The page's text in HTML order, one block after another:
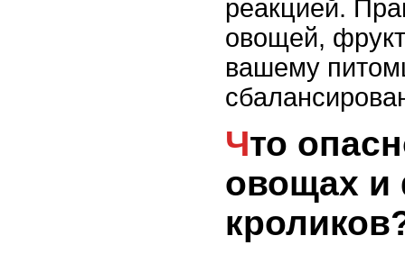
реакцией.
овощей,
вашему
Что опасно в свежих
овощах и